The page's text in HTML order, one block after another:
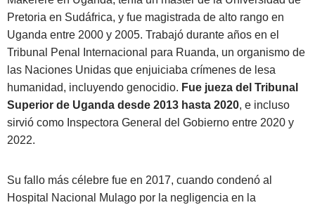
Pretoria en Sudáfrica, y fue magistrada de alto rango en
Uganda entre 2000 y 2005. Trabajó durante años en el
Tribunal Penal Internacional para Ruanda, un organismo de
las Naciones Unidas que enjuiciaba crímenes de lesa
humanidad, incluyendo genocidio. Fue jueza del Tribunal
Superior de Uganda desde 2013 hasta 2020, e incluso
sirvió como Inspectora General del Gobierno entre 2020 y
2022.
Su fallo más célebre fue en 2017, cuando condenó al
Hospital Nacional Mulago por la negligencia en la